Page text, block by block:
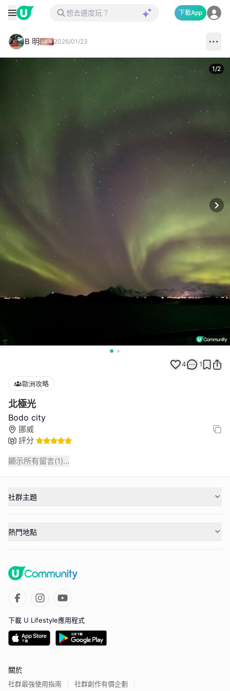
下載App
B 明 2026/01/23
1/2
4 1
歐洲攻略
北極光
Bodo city
挪威
評分
顯示所有留言(1)...
社群主題
熱門地點
下載 U Lifestyle應用程式
關於
社群最強使用指南 社群創作有價企劃